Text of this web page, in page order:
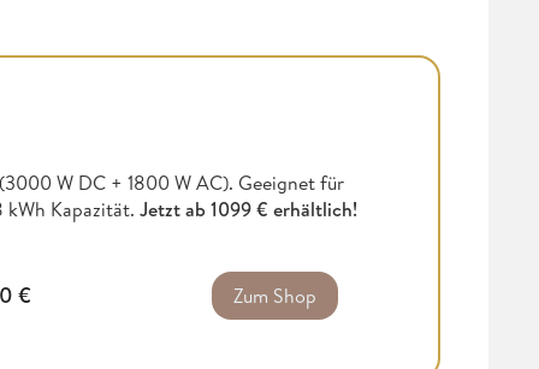
W DC + 1800 W AC). Geeignet für
kWh Kapazität.Jetzt ab1099 € erhältlich!
€ Zum Shop